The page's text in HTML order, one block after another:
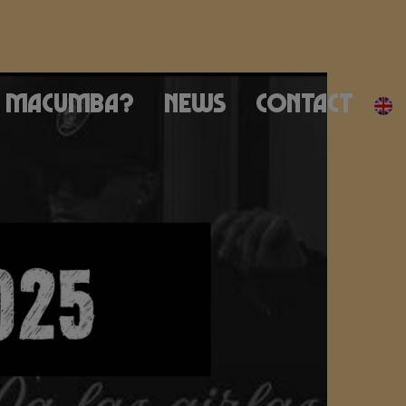
Macumba? News Contact